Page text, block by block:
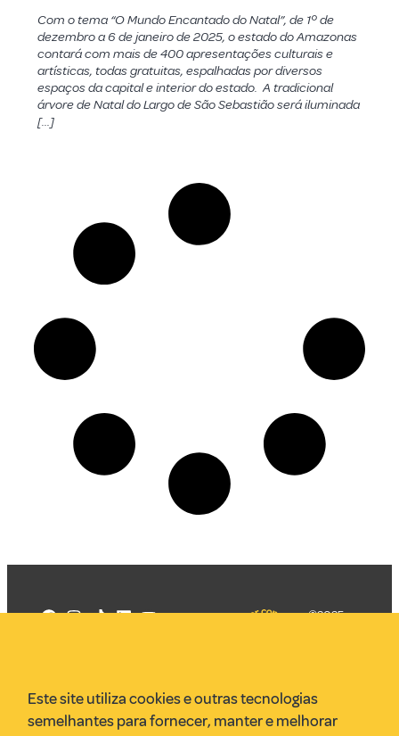
Com o tema “O Mundo Encantado do Natal”, de 1º de
dezembro a 6 de janeiro de 2025, o estado do Amazonas
contará com mais de 400 apresentações culturais e
artísticas, todas gratuitas, espalhadas por diversos
espaços da capital e interior do estado. A tradicional
árvore de Natal do Largo de São Sebastião será iluminada
[…]
VR Assessoria
Parcerias
©2025
Este site utiliza cookies e outras tecnologias
semelhantes para fornecer, manter e melhorar